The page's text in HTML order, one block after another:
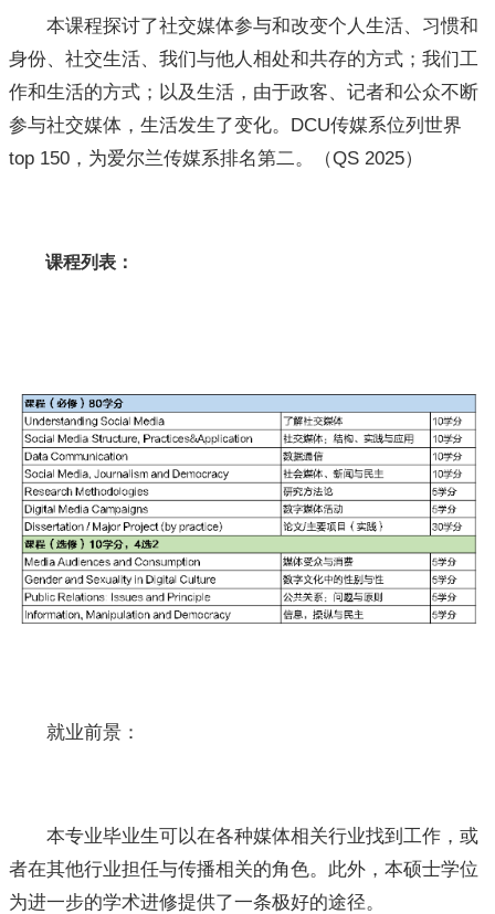
本课程探讨了社交媒体参与和改变个人生活、习惯和
身份、社交生活、我们与他人相处和共存的方式；我们工
作和生活的方式；以及生活，由于政客、记者和公众不断
参与社交媒体，生活发生了变化。DCU传媒系位列世界
top 150，为爱尔兰传媒系排名第二。（QS 2025）
课程列表：
就业前景：
本专业毕业生可以在各种媒体相关行业找到工作，或
者在其他行业担任与传播相关的角色。此外，本硕士学位
为进一步的学术进修提供了一条极好的途径。